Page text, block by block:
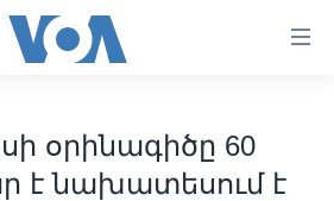
օրինագիծը 60
է նախատեսում է